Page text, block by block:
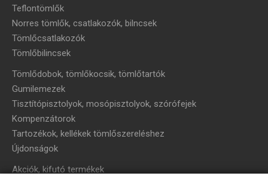
Teflontömlők
Norres tömlők, csatlakozók, bilncsek
Tömlőcsatlakozók
Tömlőbilincsek
Tömlődobok, tömlőkocsik, tömlőtartók
Gumilemezek
Tisztítópisztolyok, mosópisztolyok, szórófejek
Kompenzátorok
Tartozékok, kellékek tömlőszereléshez
Újdonságok
Akciók, kifutó termékek